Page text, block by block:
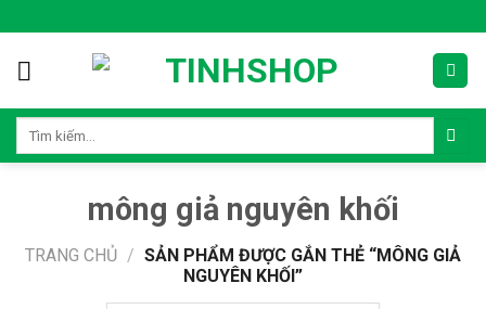
content
Tìm
mông giả nguyên khối
TRANG CHỦ / SẢN PHẨM ĐƯỢC GẮN THẺ “MÔNG GIẢ
NGUYÊN KHỐI”